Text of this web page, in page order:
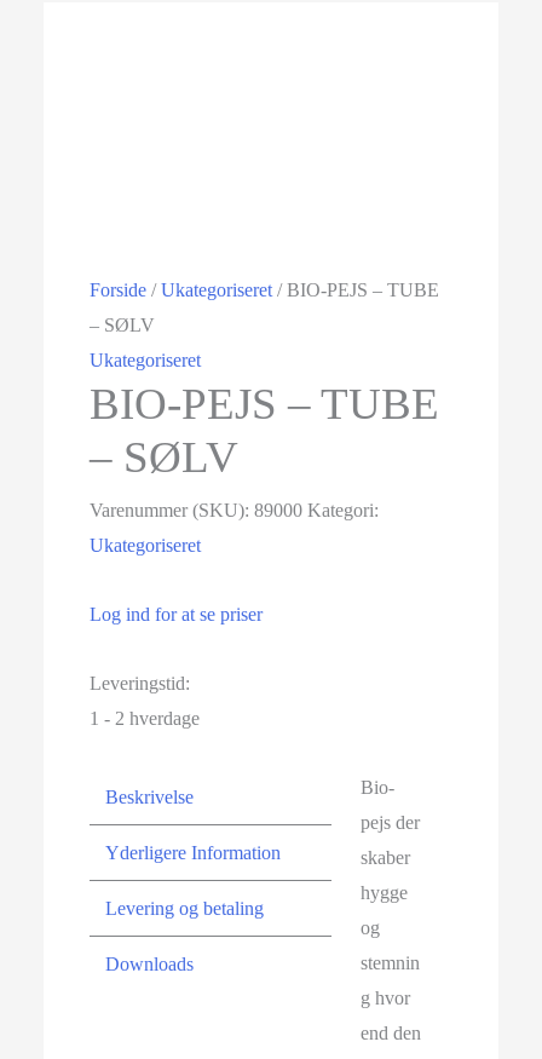
Forside /Ukategoriseret / BIO-PEJS – TUBE
– SØLV
Ukategoriseret
BIO-PEJS – TUBE
– SØLV
Varenummer (SKU):89000 Kategori:
Ukategoriseret
Log ind for at se priser
Leveringstid:
1 - 2 hverdage
Beskrivelse
Yderligere Information
Levering og betaling
Downloads
Bio-
pejs der
skaber
hygge
og
stemnin
g hvor
end den